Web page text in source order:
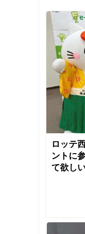
ロッテ
ントに
て欲しい